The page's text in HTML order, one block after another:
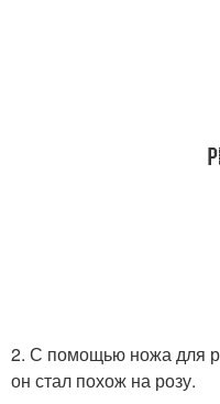
2. С помощью ножа для
он стал похож на розу.